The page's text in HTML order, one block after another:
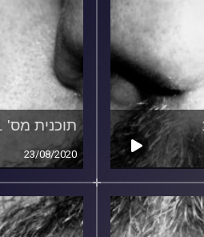
תוכנית מס' 131
23/08/2020